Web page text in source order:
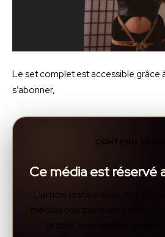
Le set complet est accessible grâce
s’abonner,
CONTENU
Ce média est réservé
L’article reste visible, mais les
médias complets sont
gratuit pour voir les trailers